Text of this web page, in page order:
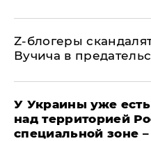
Z-блогеры
Вучича в
У Украины уже
над территорией
специальной зоне